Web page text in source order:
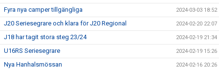
Fyra nya camper tillgängliga 2024-03-03 18:52
J20 Seriesegrare och klara för J20 Regional 2024-02-20 22:07
J18 har tagit stora steg 23/24 2024-02-19 21:34
U16RS Seriesegrare 2024-02-19 15:26
Nya Hanhalsmössan 2024-02-16 20:26